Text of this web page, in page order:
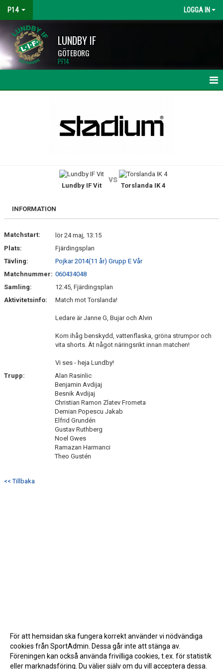
P14 LOGGA IN
LUNDBY IF
GÖTEBORG
PF14
BILDGALLERI
KONTAKT
Lundby IF Vit
vs
Torslanda IK 4
INFORMATION
Matchstart:
lör 24 maj, 13:15
Plats:
Fjärdingsplan
Tävling:
Pojkar 2014(11 år) Grupp E Vår
Matchnummer: 060434048
Samling:
12:45, Fjärdingsplan
Aktivitetsinfo:
Match mot Torslanda!
Ledare är Janne G, Bujar och Alvin
Kom ihåg benskydd, vattenflaska, gröna strumpor och
vita shorts. Ät något näringsrikt innan matchen!
Vi ses - heja Lundby!
Trupp:
Alan Rasinlic
Benjamin Avdijaj
Besnik Avdijaj
Christian Ramon Zlatev Frometa
Demian Popescu Jakab
Elfrid Grundén
Gustav Ruthberg
Noel Gwes
Ramazan Harmanci
Theo Gustén
<< Tillbaka
För att hemsidan ska fungera korrekt använder vi nödvändiga
cookies från SportAdmin. Dessa går inte att stänga av.
Föreningen kan också använda frivilliga cookies, t.ex. för statistik
eller marknadsföring. Du väljer själv om du vill acceptera dessa.